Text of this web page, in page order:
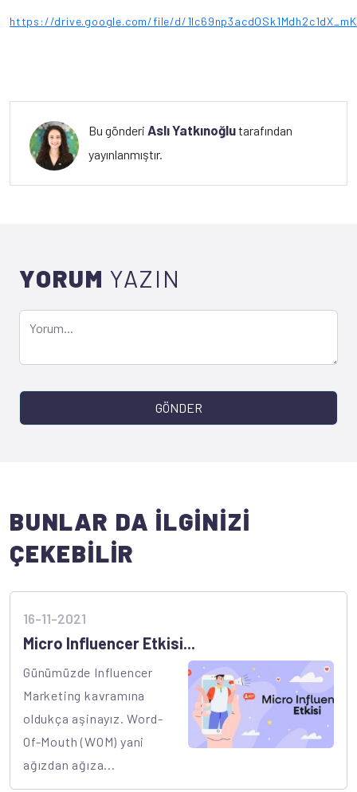
https://drive.google.com/file/d/
Bu gönderiAslı Yatkınoğlutarafından
yayınlanmıştır.
YORUM YAZIN
GÖNDER
BUNLAR DA İLGİNİZİ
ÇEKEBİLİR
16-11-2021
Micro Influencer Etkisi...
Günümüzde Influencer
Marketing kavramına
oldukça aşinayız. Word-
Of-Mouth (WOM) yani
ağızdan ağıza...